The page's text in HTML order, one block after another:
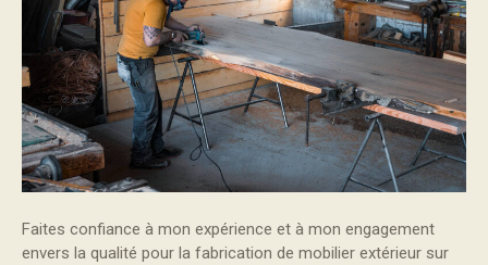
Faites confiance à mon expérience et à mon engagement
envers la qualité pour la fabrication de mobilier extérieur sur